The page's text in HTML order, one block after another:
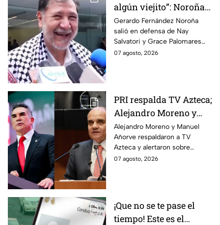
algún viejito”: Noroña
reacciona a polémico
video de Nay Salvatori
y Grace Palomares
Gerardo Fernández Noroña
salió en defensa de Nay
Salvatori y Grace Palomares
tras sus comentarios
07 agosto, 2026
PRI respalda TV Azteca;
Alejandro Moreno y
Manuel Añorve
denuncian riesgos para
la libertad de expresión
Alejandro Moreno y Manuel
Añorve respaldaron a TV
Azteca y alertaron sobre
riesgos para la libertad de
07 agosto, 2026
¡Que no se te pase el
tiempo! Este es el